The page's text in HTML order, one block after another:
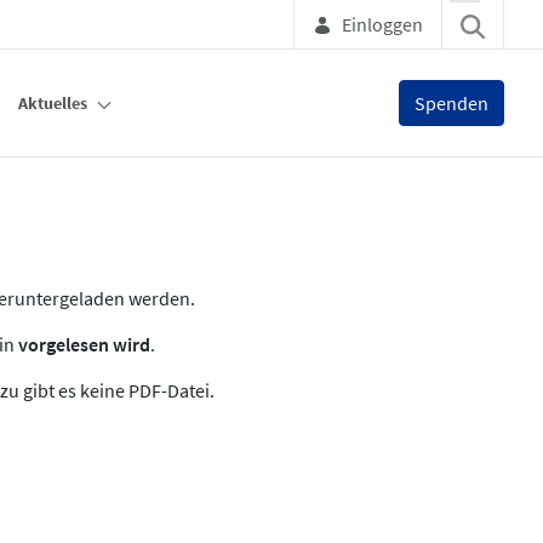
Einloggen
Aktuelles Spenden
werden.
vorgelesen wird.
gibt es keine PDF-Datei.